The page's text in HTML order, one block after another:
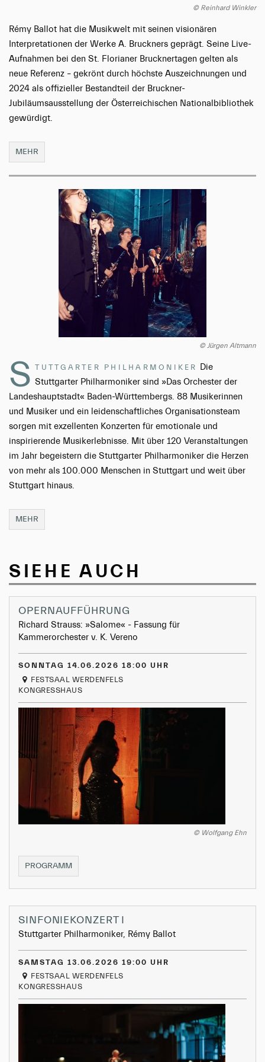
© Reinhard Winkler
Rémy Ballot hat die Musikwelt mit seinen visionären
Interpretationen der Werke A. Bruckners geprägt. Seine Live-
Aufnahmen bei den St. Florianer Brucknertagen gelten als
neue Referenz – gekrönt durch höchste Auszeichnungen und
2024 als offizieller Bestandteil der Bruckner-
Jubiläumsausstellung der Österreichischen Nationalbibliothek
gewürdigt.
MEHR
© Jürgen Altmann
S TUTTGARTER PHILHARMONIKER
Die
Stuttgarter Philharmoniker sind »Das Orchester der
Landeshauptstadt« Baden-Württembergs. 88 Musikerinnen
und Musiker und ein leidenschaftliches Organisationsteam
sorgen mit exzellenten Konzerten für emotionale und
inspirierende Musikerlebnisse. Mit über 120 Veranstaltungen
im Jahr begeistern die Stuttgarter Philharmoniker die Herzen
von mehr als 100.000 Menschen in Stuttgart und weit über
Stuttgart hinaus.
MEHR
SIEHE AUCH
OPERNAUFFÜHRUNG
Richard Strauss: »Salome« - Fassung für
Kammerorchester v. K. Vereno
SONNTAG 14.06.2026 18:00 UHR
FESTSAAL WERDENFELS
KONGRESSHAUS
© Wolfgang Ehn
PROGRAMMOPERNAUFFÜHRUNG
SINFONIEKONZERT I
Stuttgarter Philharmoniker, Rémy Ballot
SAMSTAG 13.06.2026 19:00 UHR
FESTSAAL WERDENFELS
KONGRESSHAUS